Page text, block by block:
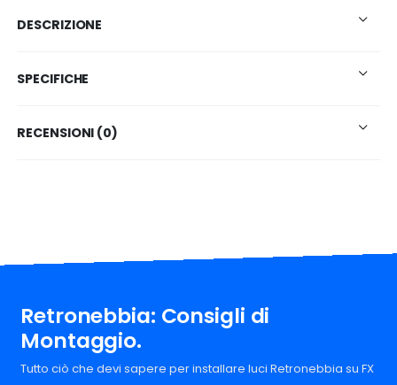
DESCRIZIONE
SPECIFICHE
RECENSIONI (0)
Retronebbia: Consigli di
Montaggio.
Tutto ciò che devi sapere per installare luci Retronebbia su FX